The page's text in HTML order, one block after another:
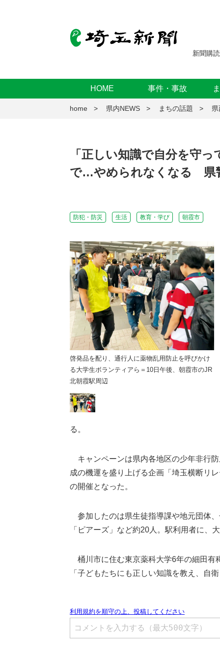
新聞購読
HOME 事件・事故
home 県内NEWS まちの話題
「正しい知識で自分を守
で…やめられなくなる 県
防犯・防災 生活 教育・学び 朝霞市
啓発品を配り、通行人に薬物乱用防止を呼びかけ
る大学生ボランティアら＝10日午後、朝霞市のJR
北朝霞駅周辺
る。
キャンペーンは県内各地区の少年非行
成の機運を盛り上げる企画「埼玉横断リ
の開催となった。
参加したのは県生徒指導課や地元団体
「ピアーズ」など約20人。駅利用者に、
桶川市に住む東京薬科大学6年の細田有
「子どもたちにも正しい知識を教え、自